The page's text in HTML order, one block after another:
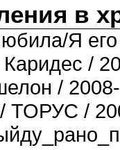
в
Я
/
/
/